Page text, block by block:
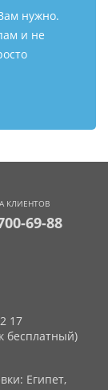
нужно.
и не
КЛИЕНТОВ
69-88
17
бесплатный)
Египет,